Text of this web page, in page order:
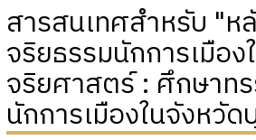
สารสนเทศสำหรับ "ห
จริยธรรมนักการเมือ
จริยศาสตร์ : ศึกษาท
นักการเมืองในจังหวั